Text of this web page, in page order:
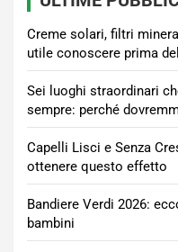
Creme solari, filtri
utile conoscere prima
Sei luoghi straordinari
sempre: perché
Capelli Lisci e Senza
ottenere questo effetto
Bandiere Verdi 2026:
bambini